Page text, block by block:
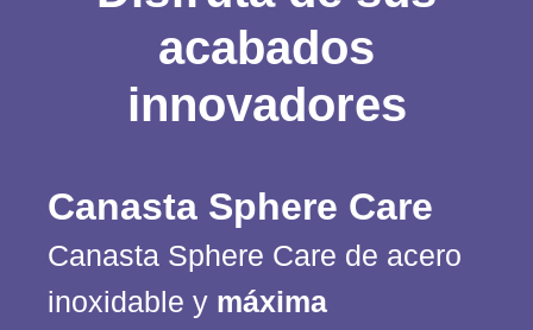
acabados
innovadores
Canasta Sphere Care
Canasta Sphere Care de acero
inoxidable y máxima